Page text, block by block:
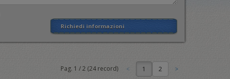
Richiedi informazioni
Pag. 1 /2 (24 record) 1